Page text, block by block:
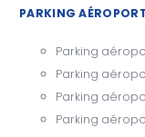
PARKING
Parking
Parking
Parking
Parking